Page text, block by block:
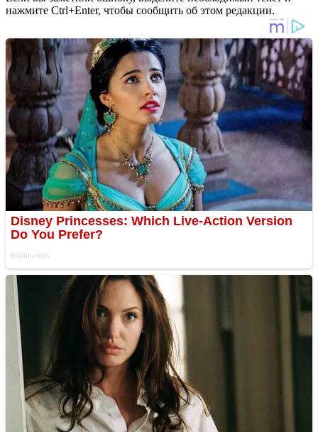
нажмите Ctrl+Enter, чтобы сообщить об этом редакции.